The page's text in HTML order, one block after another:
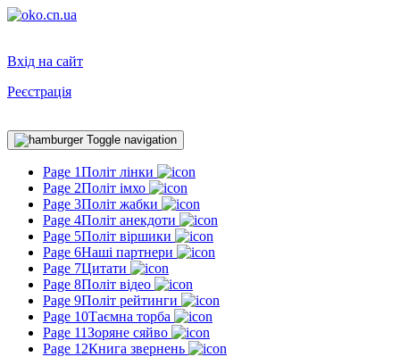
Вхід на сайт
Реєстрація
Toggle navigation
Page 1Політ лінки
Page 2Політ імхо
Page 3Політ жабки
Page 4Політ анекдоти
Page 5Політ віршики
Page 6Наші партнери
Page 7Цитати
Page 8Політ відео
Page 9Політ рейтинги
Page 10Таємна торба
Page 11Зоряне сяйво
Page 12Книга звернень